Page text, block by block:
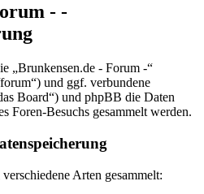
- -
„Brunkensen.de - Forum -“
und ggf. verbundene
Board“) und phpBB die Daten
Foren-Besuchs gesammelt werden.
Arten gesammelt: